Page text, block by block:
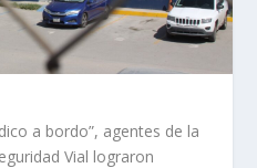
a bordo”, agentes de la
Vial lograron